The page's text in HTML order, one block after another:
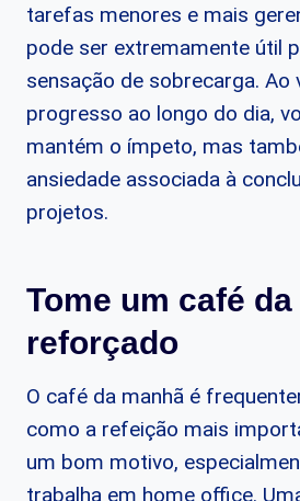
tarefas menores e mais
pode ser extremamente útil
sensação de sobrecarga. Ao
progresso ao longo do dia,
mantém o ímpeto, mas
ansiedade associada à
projetos.
Tome um café
reforçado
O café da manhã é
como a refeição mais
um bom motivo,
trabalha em home office.